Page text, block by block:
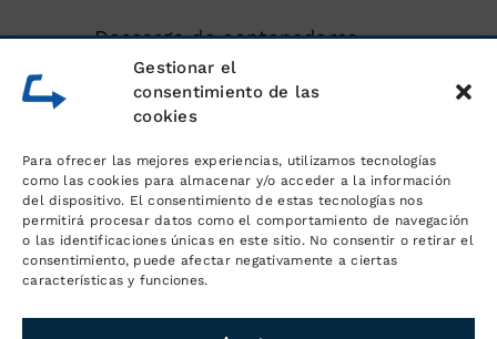
Gestionar el
consentimiento de las
cookies
Para ofrecer las mejores experiencias, utilizamos tecnologías
como las cookies para almacenar y/o acceder a la información
del dispositivo. El consentimiento de estas tecnologías nos
permitirá procesar datos como el comportamiento de navegación
o las identificaciones únicas en este sitio. No consentir o retirar el
consentimiento, puede afectar negativamente a ciertas
características y funciones.
Descarga de contenedores
marítimos
Almacén de mercancías
Servicios logísticos y gestión de
pedidos
Distribución y transporte